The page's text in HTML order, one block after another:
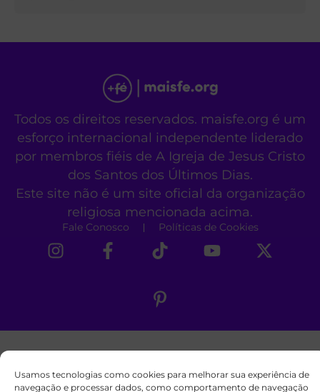
Usamos tecnologias como cookies para melhorar sua experiência de
navegação e processar dados, como comportamento de navegação
Todos os direitos reservados. maisfe.org é um
esforço internacional independente liderado
por membros fiéis de A Igreja de Jesus Cristo
dos Santos dos Últimos Dias.
Este site não é um site oficial da organização
religiosa mencionada acima.
Fale Conosco Políticas de Cookies